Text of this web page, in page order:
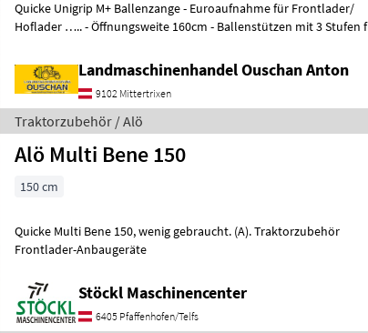
Quicke Unigrip M+ Ballenzange - Euroaufnahme für Frontlader/
Hoflader ….. - Öffnungsweite 160cm - Ballenstützen mit 3 Stufen für
Landmaschinenhandel Ouschan Anton
9102 Mittertrixen
Traktorzubehör / Alö
Alö Multi Bene 150
150 cm
Quicke Multi Bene 150, wenig gebraucht. (A). Traktorzubehör
Frontlader-Anbaugeräte
Stöckl Maschinencenter
6405 Pfaffenhofen/Telfs